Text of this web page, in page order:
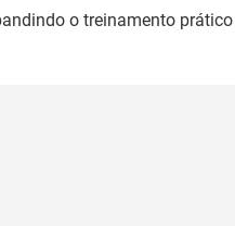
o treinamento